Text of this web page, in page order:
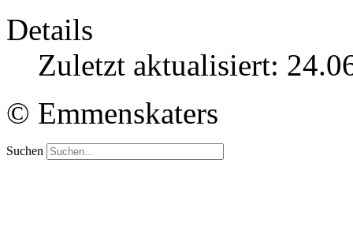
Details
Zuletzt aktualisiert:
© Emmenskaters
Suchen